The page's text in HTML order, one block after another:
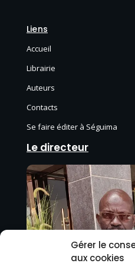
Gérer le
aux cookies
Liens
Accueil
Librairie
Auteurs
Contacts
Se faire éditer à Séguima
Le directeur